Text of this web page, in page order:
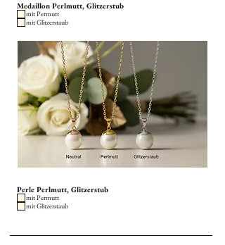
Medaillon Perlmutt, Glitzerstub
mit Permutt
mit Glitzerstaub
Perle Perlmutt, Glitzerstub
mit Permutt
mit Glitzerstaub